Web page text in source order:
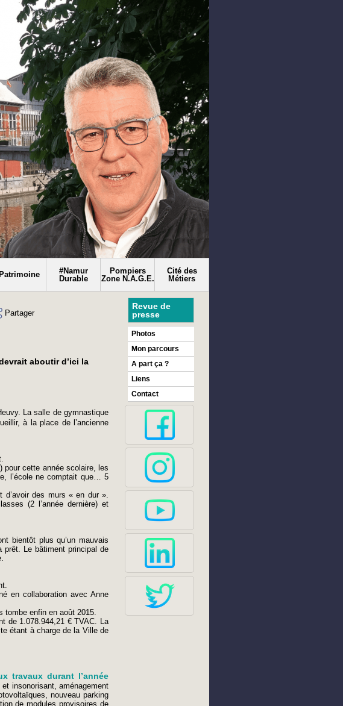
Patrimoine
#Namur
Durable
Pompiers
Zone N.A.G.E.
Cité des
Métiers
Partager
aboutir d’ici la
La salle de gymnastique
à la place de l’ancienne
pour cette année scolaire, les
l’école ne comptait que… 5
d’avoir des murs « en dur ».
(2 l’année dernière) et
bientôt plus qu’un mauvais
prêt. Le bâtiment principal de
en collaboration avec Anne
tombe enfin en août 2015.
de 1.078.944,21 € TVAC. La
étant à charge de la Ville de
travaux durant l’année
insonorisant, aménagement
nouveau parking
de modules provisoires de
Revue de
presse
Photos
Mon parcours
A part ça ?
Liens
Contact